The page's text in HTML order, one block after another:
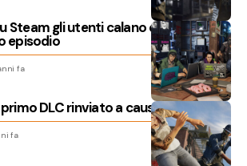
Steam gli utenti calano del 62%
episodio
fa
DLC rinviato a causa delle patch
fa